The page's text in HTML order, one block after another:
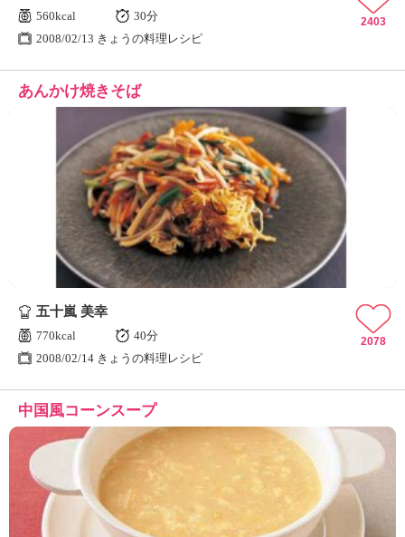
ん
の
ょ
う
の
料
理
」
560kcal
30分
2008/02/13 きょうの料理レシピ
2403
あんかけ焼きそば
五十嵐 美幸
770kcal
40分
2008/02/14 きょうの料理レシピ
2078
中国風コーンスープ